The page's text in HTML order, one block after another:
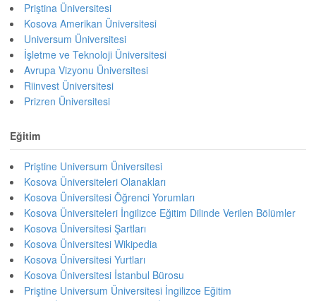
Priştina Üniversitesi
Kosova Amerikan Üniversitesi
Universum Üniversitesi
İşletme ve Teknoloji Üniversitesi
Avrupa Vizyonu Üniversitesi
Riinvest Üniversitesi
Prizren Üniversitesi
Eğitim
Priştine Universum Üniversitesi
Kosova Üniversiteleri Olanakları
Kosova Üniversitesi Öğrenci Yorumları
Kosova Üniversiteleri İngilizce Eğitim Dilinde Verilen Bölümler
Kosova Üniversitesi Şartları
Kosova Üniversitesi Wikipedia
Kosova Üniversitesi Yurtları
Kosova Üniversitesi İstanbul Bürosu
Priştine Universum Üniversitesi İngilizce Eğitim